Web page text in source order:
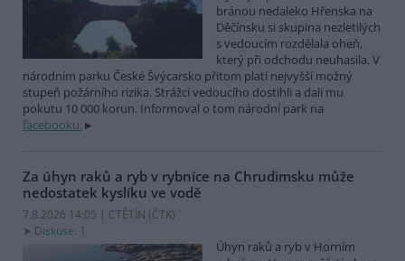
bránou nedaleko Hřenska na
Děčínsku si skupina nezletilých
s vedoucím rozdělala oheň,
který při odchodu neuhasila. V
národním parku České Švýcarsko přitom platí nejvyšší možný
stupeň požárního rizika. Strážci vedoucího dostihli a dali mu
pokutu 10 000 korun. Informoval o tom národní park na
facebooku.
Za úhyn raků a ryb v rybníce na Chrudimsku může
nedostatek kyslíku ve vodě
7.8.2026 14:05 | CTĚTÍN (ČTK)
Diskuse: 1
Úhyn raků a ryb v Horním